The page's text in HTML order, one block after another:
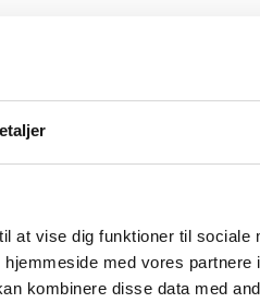
at vise dig funktioner til sociale
med vores partnere
kombinere disse data med
om bevillingsfunktionen
398 af 26. marts 2026 om
Frie Forskningsfond (pdf)